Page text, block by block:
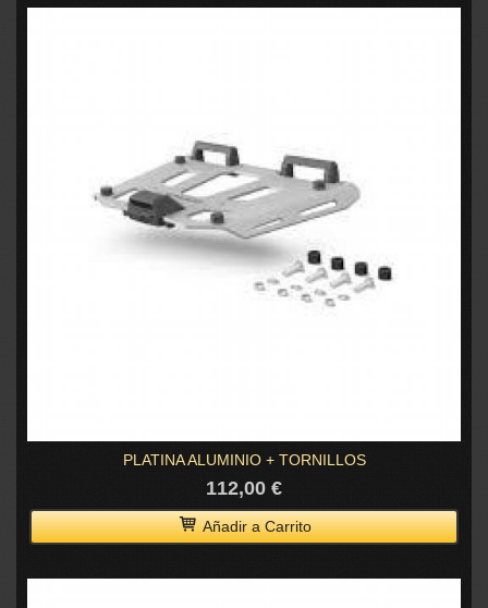
PLATINA ALUMINIO + TORNILLOS
112,00 €
Añadir a Carrito